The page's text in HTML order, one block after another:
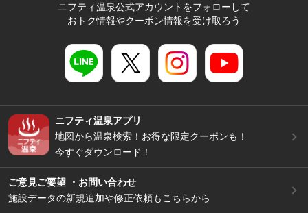
ニフティ温泉公式アカウントをフォローして
おトク情報やクーポン情報を受け取ろう
ニフティ温泉アプリ
地図から温泉検索！お得な限定クーポンも！
今すぐダウンロード！
ご意見ご要望 ・お問い合わせ
施設データの新規追加や修正依頼もこちらから